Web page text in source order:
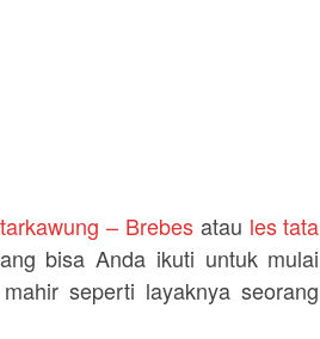
– Brebesatau les tata
bisa Anda ikuti untuk mulai
seperti layaknya seorang